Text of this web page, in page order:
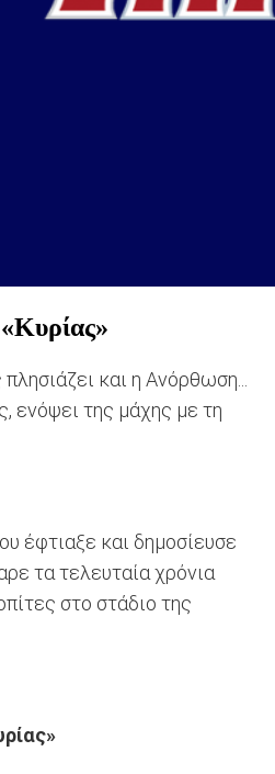
και η Ανόρθωση...
ενόψει της μάχης με τη
έφτιαξε και δημοσίευσε
τα τελευταία χρόνια
στο στάδιο της